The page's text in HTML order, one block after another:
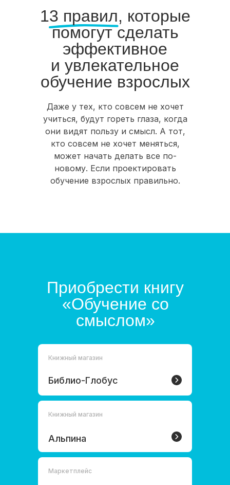
13 правил, которые
помогут сделать
эффективное
и увлекательное
обучение взрослых
Даже у тех, кто совсем не хочет
учиться, будут гореть глаза, когда
они видят пользу и смысл. А тот,
кто совсем не хочет меняться,
может начать делать все по-
новому. Если проектировать
обучение взрослых правильно.
Приобрести книгу
«Обучение со
смыслом»
Библио-Глобус
Книжный магазин
Альпина
Книжный магазин
Маркетплейс